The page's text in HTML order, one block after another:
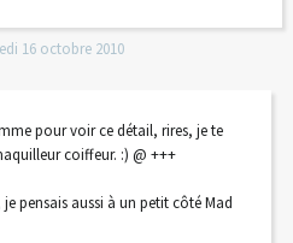
16 octobre 2010
pour voir ce détail, rires, je te
coiffeur. :) @ +++
pensais aussi à un petit côté Mad